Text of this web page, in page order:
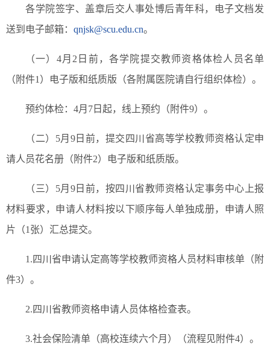
各学院签字、盖章后交人事处博后青年科，电子文档发
送到电子邮箱： qnjsk@scu.edu.cn。
（一）4月2日前，各学院提交教师资格体检人员名单
（附件1）电子版和纸质版（各附属医院请自行组织体检）。
预约体检：4月7日起，线上预约（附件9）。
（二）5月9日前，提交四川省高等学校教师资格认定申
请人员花名册（附件2）电子版和纸质版。
（三）5月9日前，按四川省教师资格认定事务中心上报
材料要求，申请人材料按以下顺序每人单独成册，申请人照
片（1张）汇总提交。
1.四川省申请认定高等学校教师资格人员材料审核单（附
件3）。
2.四川省教师资格申请人员体格检查表。
3.社会保险清单（高校连续六个月）（流程见附件4）。